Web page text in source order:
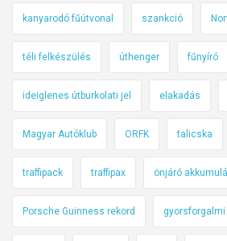
kanyarodó fűútvonal szankció
téli felkészülés úthenger fűnyíró
ideiglenes útburkolati jel elakadás
Magyar Autóklub ORFK talicska
traffipack traffipax önjáró
Porsche Guinness rekord